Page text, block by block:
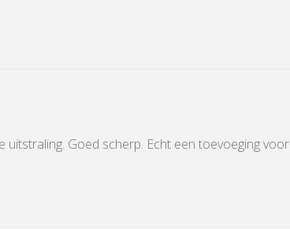
Goed scherp. Echt een toevoeging